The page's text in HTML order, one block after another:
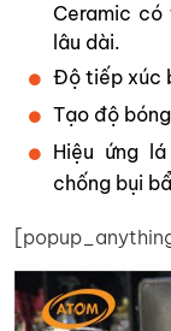
Ceramic
lâu dài.
Độ tiếp xúc
Tạo độ
Hiệu ứng
chống bụi